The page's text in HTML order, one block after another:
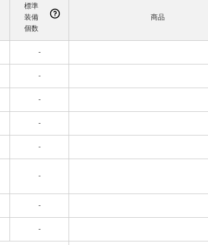
標準
装備
個数
商品
-
-
-
-
-
-
-
-